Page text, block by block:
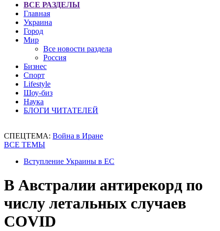
ВСЕ РАЗДЕЛЫ
Главная
Украина
Город
Мир
Все новости раздела
Россия
Бизнес
Спорт
Lifestyle
Шоу-биз
Наука
БЛОГИ ЧИТАТЕЛЕЙ
СПЕЦТЕМА: Война в Иране
ВСЕ ТЕМЫ
Вступление Украины в ЕС
В Австралии антирекорд по
числу летальных случаев
COVID